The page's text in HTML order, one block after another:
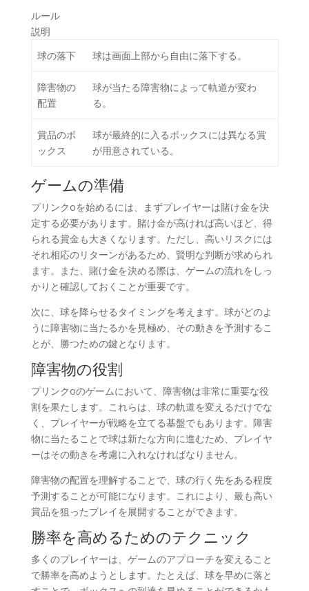
ルール
説明
球の落下
球は画面上部から自由に落下する。
障害物の
配置
球が当たる障害物によって軌道が変わ
る。
賞品のボ
ックス
球が最終的に入るボックスには異なる賞
が用意されている。
ゲームの準備
プリンクoを始めるには、まずプレイヤーは賭け金を決
定する必要があります。賭け金が高ければ高いほど、得
られる賞金も大きくなります。ただし、高いリスクには
それ相応のリターンがあるため、賢明な判断が求められ
ます。また、賭け金を決める際は、ゲームの流れをしっ
かりと確認しておくことが重要です。
次に、球を降らせるタイミングを考えます。球がどのよ
うに障害物に当たるかを見極め、その動きを予測するこ
とが、勝つための鍵となります。
障害物の役割
プリンクoのゲームにおいて、障害物は非常に重要な役
割を果たします。これらは、球の軌道を変えるだけでな
く、プレイヤーが戦略を立てる基盤でもあります。障害
物に当たることで球は新たな方向に進むため、プレイヤ
ーはその動きを考慮に入れなければなりません。
障害物の配置を理解することで、球の行く先をある程度
予測することが可能になります。これにより、最も高い
賞品を狙ったプレイを展開することができます。
勝率を高めるためのテクニック
多くのプレイヤーは、ゲームのアプローチを変えること
で勝率を高めようとします。たとえば、球を早めに落と